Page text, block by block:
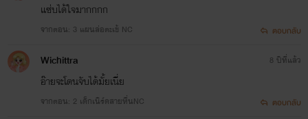
8.สาวน้อยร่านรัก
ลิซ่า เทเจอร์ หลงรักพ่อหนุ่มบ้านไกล้ แต่จงใจทำให้เขารู้ก็ดูเหมือนยังเล่นตัว ดังนั้นเสน่ห์หญิงจึงถูกดึง
มาใช้เพื่อให้โยฮัน เกนเทล หลุดไปไหนไม่ได้
แซ่บได้ใจมากกกก
จากตอน: 3 แผนล่อตะเข้ NC ตอบกลับ
Wichittra
อ๊ายจะโดนจับได้มั้ยเนี่ย
จากตอน: 2 เด็กเนิร์ดสายหื่นNC
8 ปีที่แล้ว
ตอบกลับ